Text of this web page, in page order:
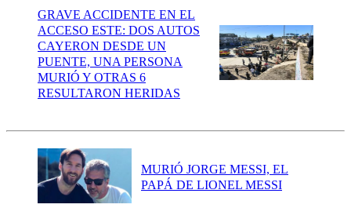
GRAVE ACCIDENTE EN EL
ACCESO ESTE: DOS AUTOS
CAYERON DESDE UN
PUENTE, UNA PERSONA
MURIÓ Y OTRAS 6
RESULTARON HERIDAS
MURIÓ JORGE MESSI, EL
PAPÁ DE LIONEL MESSI